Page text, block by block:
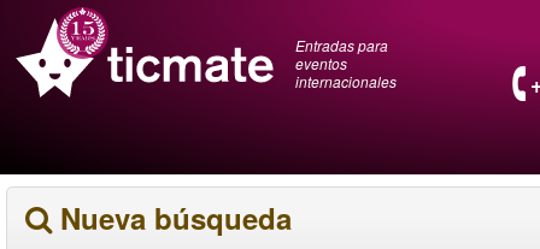
Entradas para
eventos
internacionales
Nueva búsqueda